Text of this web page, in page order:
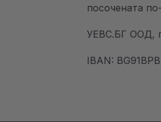
посочената
УЕВС.БГ ООД,
IBAN: